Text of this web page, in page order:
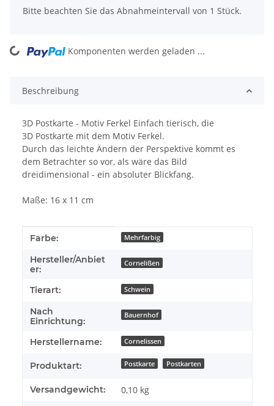
x
Bitte beachten Sie das Abnahmeintervall von 1 Stück.
Loading... Komponenten werden geladen ...
Beschreibung
3D Postkarte - Motiv Ferkel Einfach tierisch, die
3D Postkarte mit dem Motiv Ferkel.
Durch das leichte Ändern der Perspektive kommt es
dem Betrachter so vor, als wäre das Bild
dreidimensional - ein absoluter Blickfang.
Maße: 16 x 11 cm
Produkteigenschaft
Wert
Farbe: Mehrfarbig
Hersteller/Anbiet
er:
Cornelißen
Tierart: Schwein
Nach
Einrichtung:
Bauernhof
Herstellername: Cornelissen
Produktart: Postkarte Postkarten
Versandgewicht: 0,10 kg